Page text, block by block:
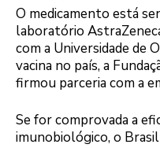
O medicamento está
laboratório
com a Universidade de
vacina no país, a
firmou parceria com a
Se for comprovada a
imunobiológico, o